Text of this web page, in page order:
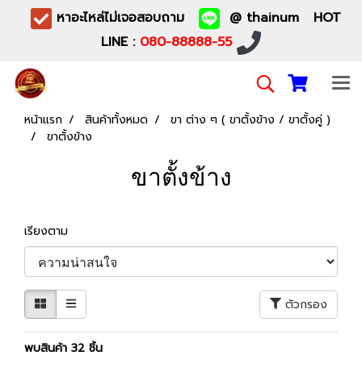
หาอะไหล่ไม่เจอสอบถาม
@ thainum HOT
LINE : 080-88888-55
หน้าแรก สินค้าทั้งหมด
ขา ต่าง ๆ ( ขาตั้งข้าง / ขาตั้งคู่ )
ขาตั้งข้าง
ขาตั้งข้าง
เรียงตาม
ตัวกรอง
พบสินค้า 32 ชิ้น